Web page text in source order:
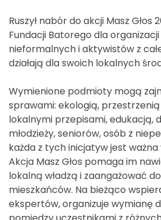
Ruszył nabór do akcji Masz Głos
Fundacji Batorego dla
nieformalnych i aktywistów z
działają dla swoich lokalnych
Wymienione podmioty mogą
sprawami: ekologią,
lokalnymi przepisami, edukacją,
młodzieży, seniorów, osób z
każda z tych inicjatyw jest ważna
Akcja Masz Głos pomaga im
lokalną władzą i zaangażować
mieszkańców. Na bieżąco
ekspertów, organizuje wymianę